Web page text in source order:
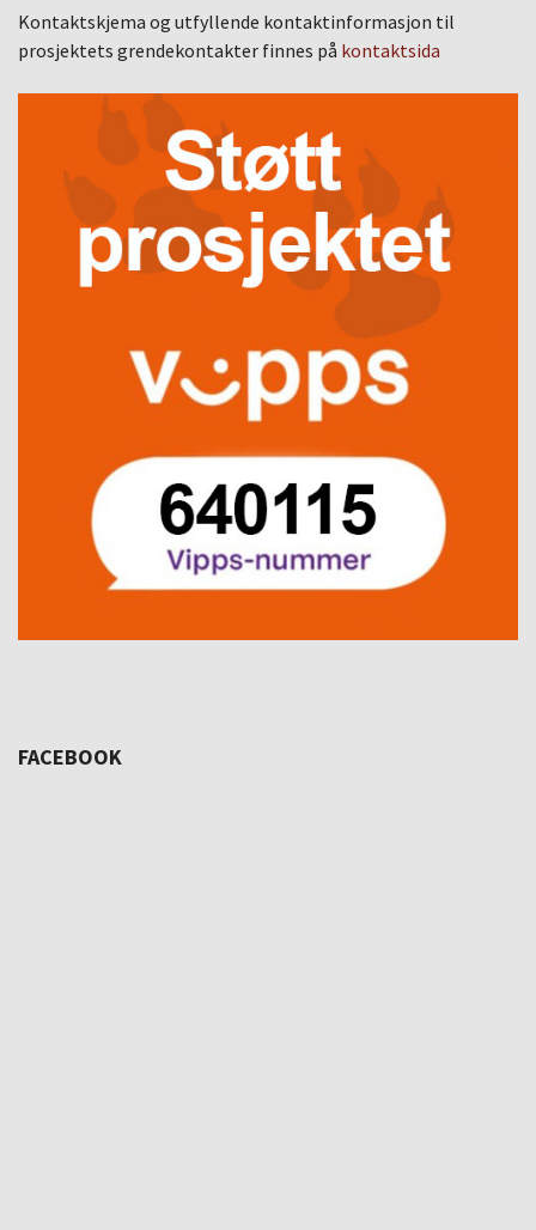
Kontaktskjema og utfyllende kontaktinformasjon til
prosjektets grendekontakter finnes på kontaktsida
FACEBOOK